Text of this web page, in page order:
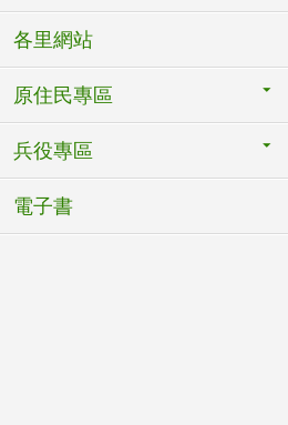
各里網站
原住民專區
兵役專區
電子書